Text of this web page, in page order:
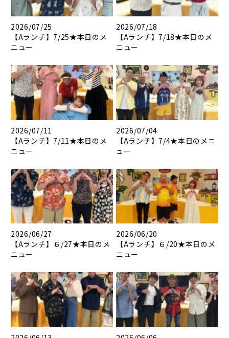
2026/07/25
【Aランチ】7/25★本日のメ
ニュー
2026/07/18
【Aランチ】7/18★本日のメ
ニュー
2026/07/11
【Aランチ】7/11★本日のメ
ニュー
2026/07/04
【Aランチ】7/4★本日のメニ
ュー
2026/06/27
【Aランチ】６/27★本日のメ
ニュー
2026/06/20
【Aランチ】６/20★本日のメ
ニュー